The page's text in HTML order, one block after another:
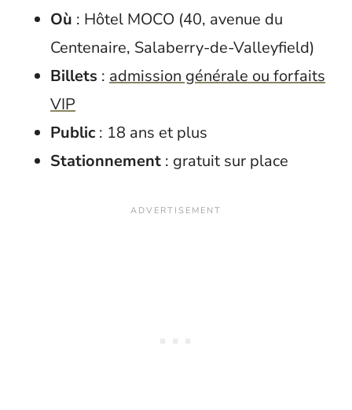
Où : Hôtel MOCO (40, avenue du
Centenaire, Salaberry-de-Valleyfield)
Billets : admission générale ou forfaits
VIP
Public : 18 ans et plus
Stationnement : gratuit sur place